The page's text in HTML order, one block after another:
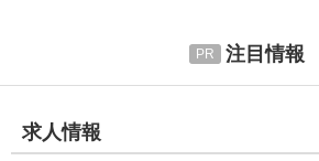
注目情報
求人情報